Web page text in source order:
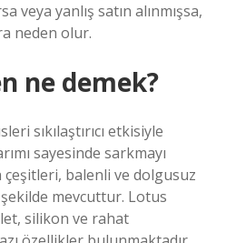
veya yanlış satın alınmışsa,
neden olur.
ne demek?
sıkılaştırıcı etkisiyle
sayesinde sarkmayı
balenli ve dolgusuz
mevcuttur. Lotus
silikon ve rahat